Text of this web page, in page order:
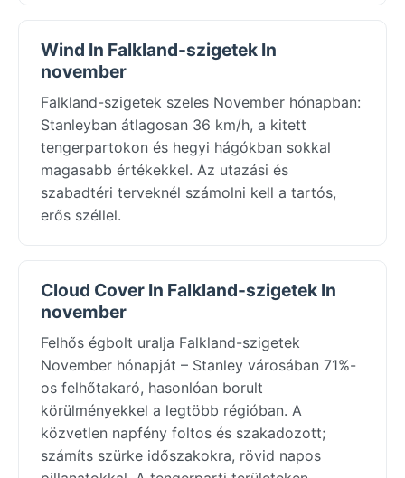
Wind In Falkland-szigetek In
november
Falkland-szigetek szeles November hónapban:
Stanleyban átlagosan 36 km/h, a kitett
tengerpartokon és hegyi hágókban sokkal
magasabb értékekkel. Az utazási és
szabadtéri terveknél számolni kell a tartós,
erős széllel.
Cloud Cover In Falkland-szigetek In
november
Felhős égbolt uralja Falkland-szigetek
November hónapját – Stanley városában 71%-
os felhőtakaró, hasonlóan borult
körülményekkel a legtöbb régióban. A
közvetlen napfény foltos és szakadozott;
számíts szürke időszakokra, rövid napos